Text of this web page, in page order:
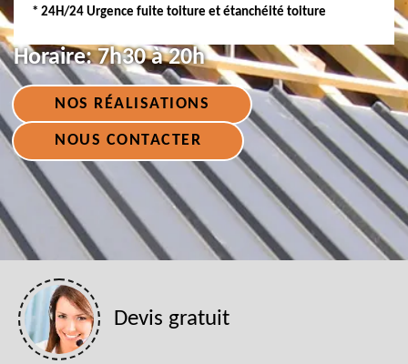
* 24H/24 Urgence fuite toiture et étanchéité toiture
Horaire:7h30 à 20h
NOS RÉALISATIONS
NOUS CONTACTER
Devis gratuit